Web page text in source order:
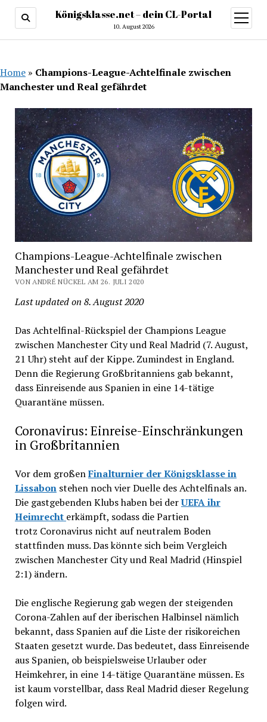
Königsklasse.net – dein CL-Portal
10. August 2026
Menü
öffnen
Home » Champions-League-Achtelfinale zwischen
Manchester und Real gefährdet
Champions-League-Achtelfinale zwischen
Manchester und Real gefährdet
VON ANDRÉ NÜCKEL AM 26. JULI 2020
Last updated on 8. August 2020
Das Achtelfinal-Rückspiel der Champions League
zwischen Manchester City und Real Madrid (7. August,
21 Uhr) steht auf der Kippe. Zumindest in England.
Denn die Regierung Großbritanniens gab bekannt,
dass Einreisende aus Spanien in eine 14-tätige
Quarantäne müssen.
Coronavirus: Einreise-Einschränkungen
in Großbritannien
Vor dem großenFinalturnier der Königsklasse in
Lissabonstehen noch vier Duelle des Achtelfinals an.
Die gastgebenden Klubs haben bei derUEFA ihr
Heimrecht erkämpft, sodass die Partien
trotz Coronavirus nicht auf neutralem Boden
stattfinden muss. Das könnte sich beim Vergleich
zwischen Manchester City und Real Madrid (Hinspiel
2:1) ändern.
Die englische Regierung gab wegen der steigenden
Corona-Zahlen auf der iberischen Halbinsel nämlich
bekannt, dass Spanien auf die Liste der risikoreichen
Staaten gesetzt wurde. Das bedeutet, dass Einreisende
aus Spanien, ob beispielsweise Urlauber oder
Heimkehrer, in eine 14-tätige Quarantäne müssen. Es
ist kaum vorstellbar, dass Real Madrid dieser Regelung
folgen wird.